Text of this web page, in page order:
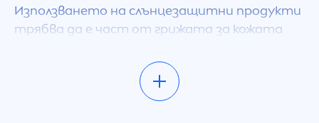
Използването на слънцезащитни продукти
трябва да е част от грижата за кожата
слънце, но и по време и след излагане.
Докато лосионите и спрейовете
предпазват кожата от прекомерно UV